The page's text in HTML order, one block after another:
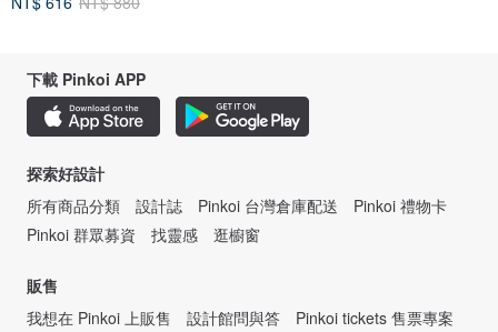
下載 Pinkoi APP
探索好設計
所有商品分類
設計誌 Pinkoi 台灣倉庫配送
Pinkoi 禮物卡
Pinkoi 群眾募資
找靈感 逛櫥窗
販售
我想在 Pinkoi 上販售
設計館問與答 Pinkoi tickets 售票專案